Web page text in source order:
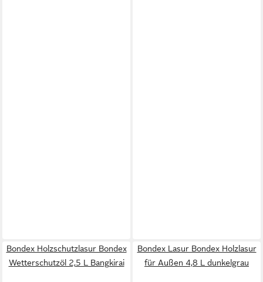
Bondex Holzschutzlasur Bondex
Wetterschutzöl 2,5 L Bangkirai
Bondex Lasur Bondex Holzlasur
für Außen 4,8 L dunkelgrau